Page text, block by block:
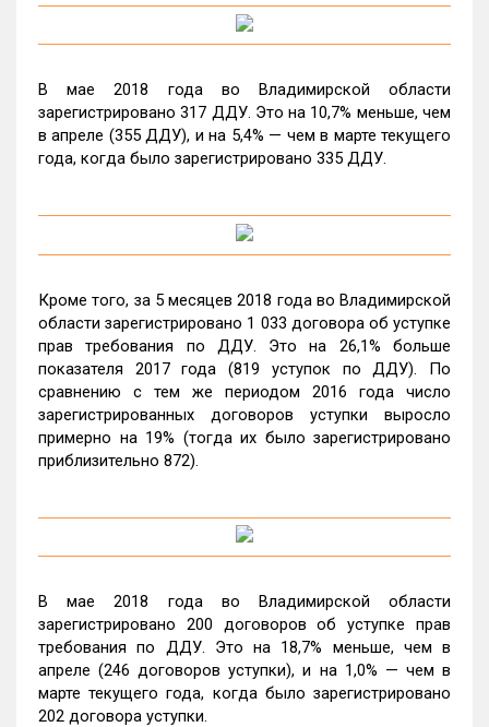
В мае 2018 года во Владимирской области
зарегистрировано 317 ДДУ. Это на 10,7% меньше, чем
в апреле (355 ДДУ), и на 5,4% — чем в марте текущего
года, когда было зарегистрировано 335 ДДУ.
Кроме того, за 5 месяцев 2018 года во Владимирской
области зарегистрировано 1 033 договора об уступке
прав требования по ДДУ. Это на 26,1% больше
показателя 2017 года (819 уступок по ДДУ). По
сравнению с тем же периодом 2016 года число
зарегистрированных договоров уступки выросло
примерно на 19% (тогда их было зарегистрировано
приблизительно 872).
В мае 2018 года во Владимирской области
зарегистрировано 200 договоров об уступке прав
требования по ДДУ. Это на 18,7% меньше, чем в
апреле (246 договоров уступки), и на 1,0% — чем в
марте текущего года, когда было зарегистрировано
202 договора уступки.